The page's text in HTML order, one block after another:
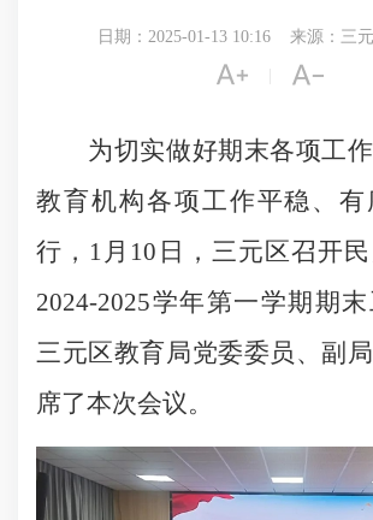
日期：2025-01-13 10:16 来源：三
 
为切实做好期末各项工作
教育机构各项工作平稳、有
行，1月10日，三元区召开
2024-2025学年第一学期期末
三元区教育局党委委员、副
席了本次会议。